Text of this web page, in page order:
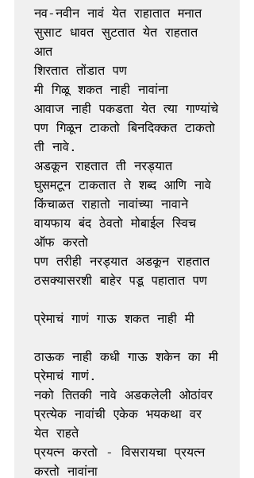
नव-नवीन नावं येत राहातात मनात
सुसाट धावत सुटतात येत राहतात
आत
शिरतात तोंडात पण
मी गिळू शकत नाही नावांना
पण गिळून टाकतो बिनदिक्कत टाकतो
ती नावे.
अडकून राहतात ती नरड्यात
घुसमटून टाकतात ते शब्द आणि नावे
किंचाळत राहातो नावांच्या नावाने
वायफाय बंद ठेवतो मोबाईल स्विच
ऑफ करतो
पण तरीही नरड्यात अडकून राहतात
ठसक्यासरशी बाहेर पडू पहातात पण
प्रेमाचं गाणं गाऊ शकत नाही मी
ठाऊक नाही कधी गाऊ शकेन का मी
प्रेमाचं गाणं.
नको तितकी नावे अडकलेली ओठांवर
प्रत्येक नावांची एकेक भयकथा वर
येत राहते
प्रयत्न करतो - विसरायचा प्रयत्न
करतो नावांना